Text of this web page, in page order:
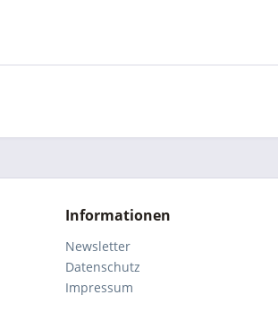
Informationen
Newsletter
Datenschutz
Impressum